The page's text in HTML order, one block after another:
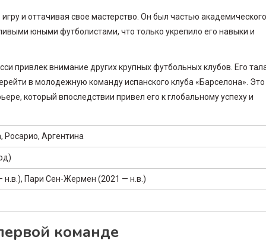
и оттачивая свое мастерство. Он был частью академического
юными футболистами, что только укрепило его навыки и
привлек внимание других крупных футбольных клубов. Его
в молодежную команду испанского клуба «Барселона». Это
который впоследствии привел его к глобальному успеху и
Росарио, Аргентина
н.в.), Пари Сен-Жермен (2021 — н.в.)
команде